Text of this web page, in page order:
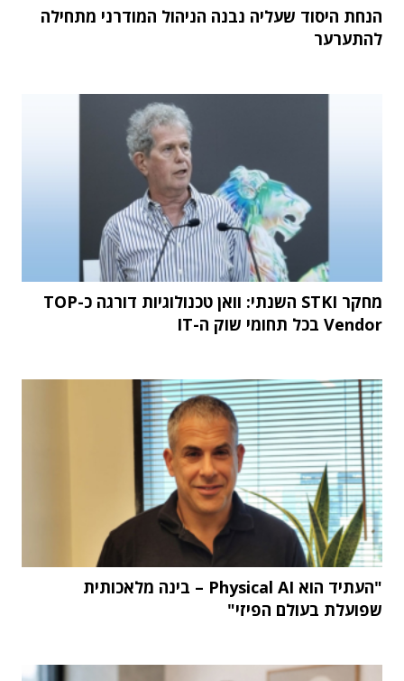
הנחת היסוד שעליה נבנה הניהול המודרני מתחילה
להתערער
מחקר STKI השנתי: וואן טכנולוגיות דורגה כ-TOP
Vendor בכל תחומי שוק ה-IT
"העתיד הוא Physical AI – בינה מלאכותית
שפועלת בעולם הפיזי"